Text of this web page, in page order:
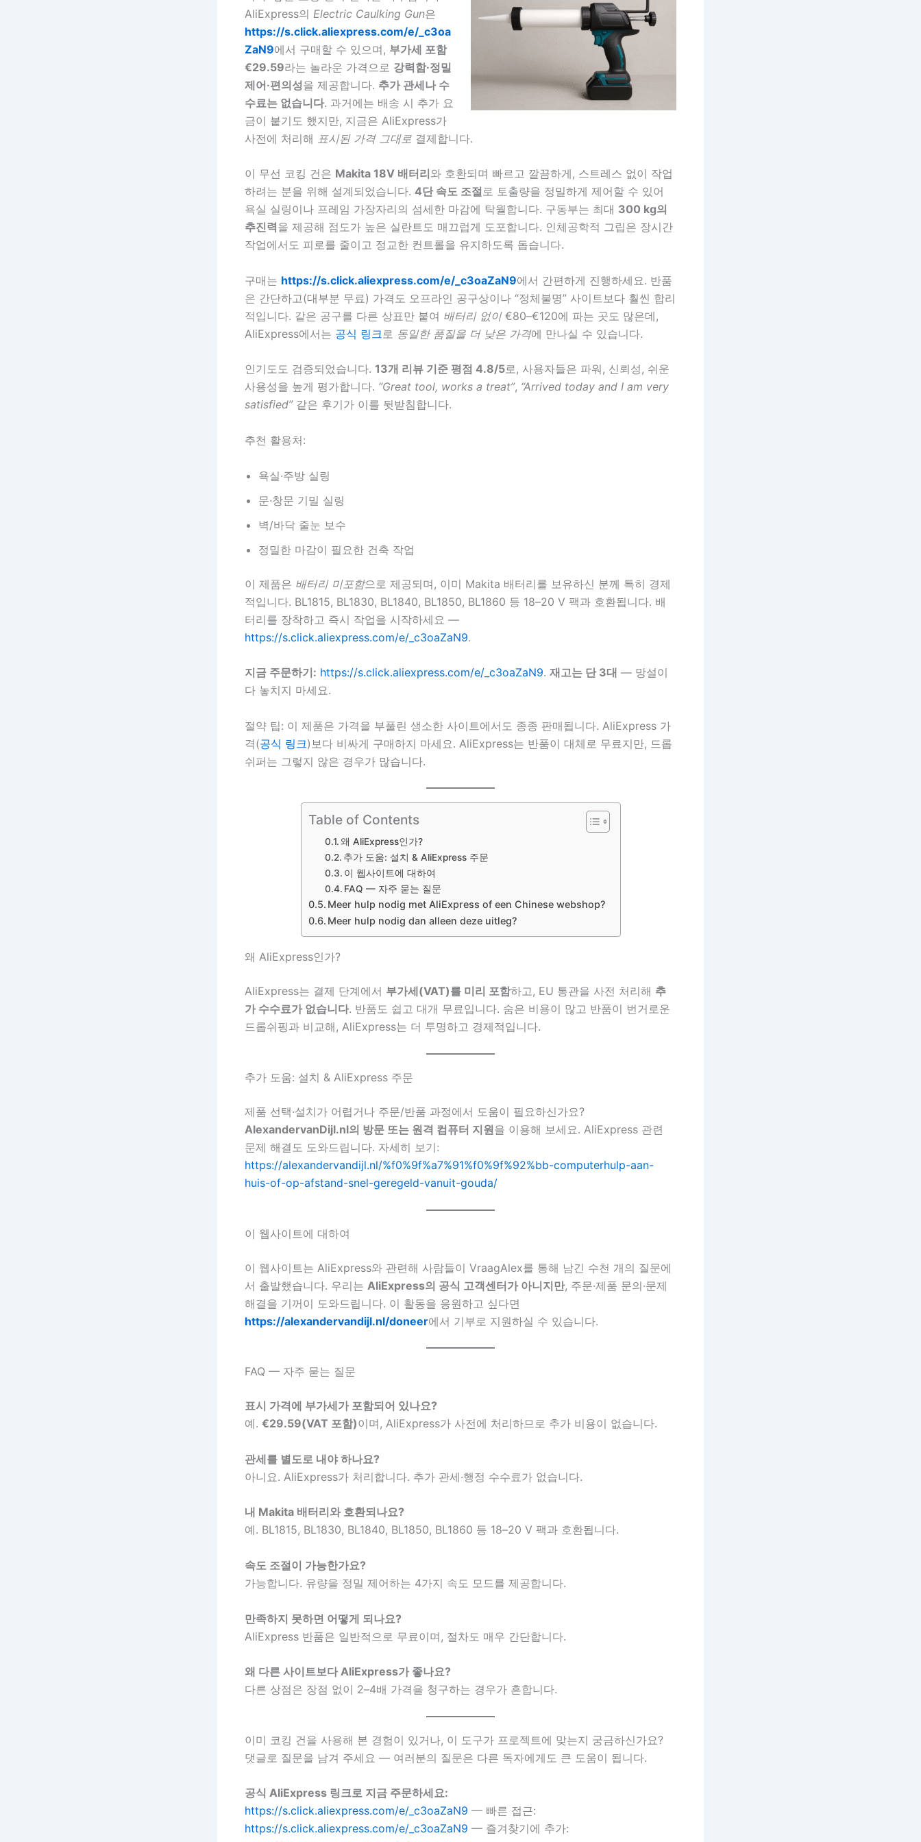
AliExpress의 Electric Caulking Gun은
https://s.click.aliexpress.com/e/_c3oa
ZaN9에서 구매할 수 있으며, 부가세 포함
€29.59라는 놀라운 가격으로 강력함·정밀
제어·편의성을 제공합니다. 추가 관세나 수
수료는 없습니다. 과거에는 배송 시 추가 요
금이 붙기도 했지만, 지금은 AliExpress가
사전에 처리해 표시된 가격 그대로 결제합니다.
이 무선 코킹 건은 Makita 18V 배터리와 호환되며 빠르고 깔끔하게, 스트레스 없이 작업
하려는 분을 위해 설계되었습니다. 4단 속도 조절로 토출량을 정밀하게 제어할 수 있어
욕실 실링이나 프레임 가장자리의 섬세한 마감에 탁월합니다. 구동부는 최대 300 kg의
추진력을 제공해 점도가 높은 실란트도 매끄럽게 도포합니다. 인체공학적 그립은 장시간
작업에서도 피로를 줄이고 정교한 컨트롤을 유지하도록 돕습니다.
구매는 https://s.click.aliexpress.com/e/_c3oaZaN9에서 간편하게 진행하세요. 반품
은 간단하고(대부분 무료) 가격도 오프라인 공구상이나 “정체불명” 사이트보다 훨씬 합리
적입니다. 같은 공구를 다른 상표만 붙여 배터리 없이€80–€120에 파는 곳도 많은데,
AliExpress에서는 공식 링크 로 동일한 품질을 더 낮은 가격에 만나실 수 있습니다.
인기도도 검증되었습니다. 13개 리뷰 기준 평점 4.8/5로, 사용자들은 파워, 신뢰성, 쉬운
사용성을 높게 평가합니다. “Great tool, works a treat”, “Arrived today and I am very
satisfied”같은 후기가 이를 뒷받침합니다.
추천 활용처:
욕실·주방 실링
문·창문 기밀 실링
벽/바닥 줄눈 보수
정밀한 마감이 필요한 건축 작업
이 제품은 배터리 미포함으로 제공되며, 이미 Makita 배터리를 보유하신 분께 특히 경제
적입니다. BL1815, BL1830, BL1840, BL1850, BL1860 등 18–20 V 팩과 호환됩니다. 배
터리를 장착하고 즉시 작업을 시작하세요 —
https://s.click.aliexpress.com/e/_c3oaZaN9.
지금 주문하기: https://s.click.aliexpress.com/e/_c3oaZaN9. 재고는 단 3대 — 망설이
다 놓치지 마세요.
절약 팁: 이 제품은 가격을 부풀린 생소한 사이트에서도 종종 판매됩니다. AliExpress 가
격(공식 링크)보다 비싸게 구매하지 마세요. AliExpress는 반품이 대체로 무료지만, 드롭
쉬퍼는 그렇지 않은 경우가 많습니다.
Table of Contents
왜 AliExpress인가?
추가 도움: 설치 & AliExpress 주문
이 웹사이트에 대하여
FAQ — 자주 묻는 질문
Meer hulp nodig met AliExpress of een Chinese webshop?
Meer hulp nodig dan alleen deze uitleg?
왜 AliExpress인가?
AliExpress는 결제 단계에서 부가세(VAT)를 미리 포함하고, EU 통관을 사전 처리해 추
가 수수료가 없습니다. 반품도 쉽고 대개 무료입니다. 숨은 비용이 많고 반품이 번거로운
드롭쉬핑과 비교해, AliExpress는 더 투명하고 경제적입니다.
추가 도움: 설치 & AliExpress 주문
제품 선택·설치가 어렵거나 주문/반품 과정에서 도움이 필요하신가요?
AlexandervanDijl.nl의 방문 또는 원격 컴퓨터 지원을 이용해 보세요. AliExpress 관련
문제 해결도 도와드립니다. 자세히 보기:
https://alexandervandijl.nl/%f0%9f%a7%91%f0%9f%92%bb-computerhulp-aan-
huis-of-op-afstand-snel-geregeld-vanuit-gouda/
이 웹사이트에 대하여
이 웹사이트는 AliExpress와 관련해 사람들이 VraagAlex를 통해 남긴 수천 개의 질문에
서 출발했습니다. 우리는 AliExpress의 공식 고객센터가 아니지만, 주문·제품 문의·문제
해결을 기꺼이 도와드립니다. 이 활동을 응원하고 싶다면
https://alexandervandijl.nl/doneer에서 기부로 지원하실 수 있습니다.
FAQ — 자주 묻는 질문
표시 가격에 부가세가 포함되어 있나요?
예. €29.59(VAT 포함)이며, AliExpress가 사전에 처리하므로 추가 비용이 없습니다.
관세를 별도로 내야 하나요?
아니요. AliExpress가 처리합니다. 추가 관세·행정 수수료가 없습니다.
내 Makita 배터리와 호환되나요?
예. BL1815, BL1830, BL1840, BL1850, BL1860 등 18–20 V 팩과 호환됩니다.
속도 조절이 가능한가요?
가능합니다. 유량을 정밀 제어하는 4가지 속도 모드를 제공합니다.
만족하지 못하면 어떻게 되나요?
AliExpress 반품은 일반적으로 무료이며, 절차도 매우 간단합니다.
왜 다른 사이트보다 AliExpress가 좋나요?
다른 상점은 장점 없이 2–4배 가격을 청구하는 경우가 흔합니다.
이미 코킹 건을 사용해 본 경험이 있거나, 이 도구가 프로젝트에 맞는지 궁금하신가요?
댓글로 질문을 남겨 주세요 — 여러분의 질문은 다른 독자에게도 큰 도움이 됩니다.
공식 AliExpress 링크로 지금 주문하세요:
https://s.click.aliexpress.com/e/_c3oaZaN9 — 빠른 접근:
https://s.click.aliexpress.com/e/_c3oaZaN9 — 즐겨찾기에 추가: